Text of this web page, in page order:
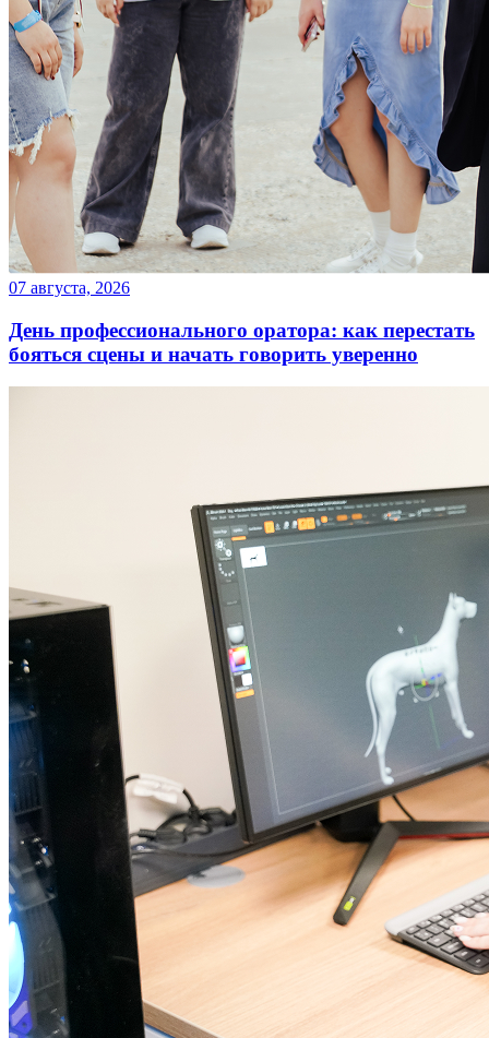
07 августа, 2026
День профессионального оратора: как перестать
бояться сцены и начать говорить уверенно